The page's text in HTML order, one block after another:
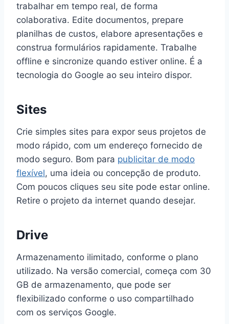
trabalhar em tempo real, de forma
colaborativa. Edite documentos, prepare
planilhas de custos, elabore apresentações e
construa formulários rapidamente. Trabalhe
offline e sincronize quando estiver online. É a
tecnologia do Google ao seu inteiro dispor.
Sites
Crie simples sites para expor seus projetos de
modo rápido, com um endereço fornecido de
modo seguro. Bom para publicitar de modo
flexível, uma ideia ou concepção de produto.
Com poucos cliques seu site pode estar online.
Retire o projeto da internet quando desejar.
Drive
Armazenamento ilimitado, conforme o plano
utilizado. Na versão comercial, começa com 30
GB de armazenamento, que pode ser
flexibilizado conforme o uso compartilhado
com os serviços Google.